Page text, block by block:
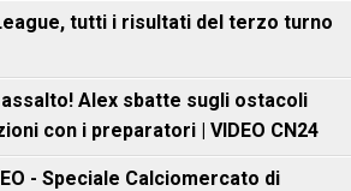
tutti i risultati del terzo turno
Alex sbatte sugli ostacoli
con i preparatori | VIDEO CN24
- Speciale Calciomercato di